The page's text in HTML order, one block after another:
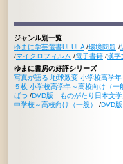
ジャンル別一覧
ゆまに学芸選書ULULA /環境問題 /
/マイクロフィルム /電子書籍 /漢字
ゆまに書房の好評シリーズ
写真が語る 地球激変 小学校高学年
５枚 小学校高学年～高校向け（一
ばつ /DVD版 ものがたり日本文学
中学校～高校向け（一般）
/DVD